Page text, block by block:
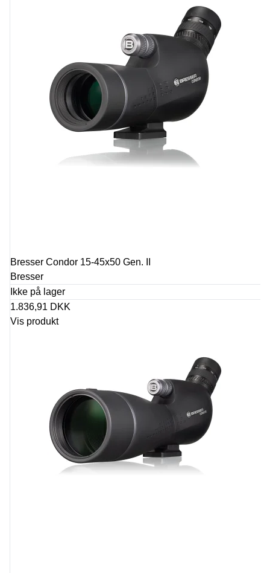
Bresser Condor 15-45x50 Gen. II
Bresser
Ikke på lager
1.836,91 DKK
Vis produkt